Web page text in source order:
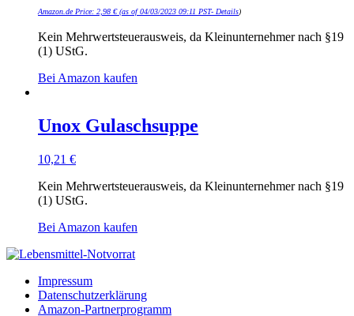
Amazon.de Price: 2,98 €(as of 04/03/2023 09:11 PST- Details)
Kein Mehrwertsteuerausweis, da Kleinunternehmer nach §19
(1) UStG.
Bei Amazon kaufen
Unox Gulaschsuppe
10,21 €
Kein Mehrwertsteuerausweis, da Kleinunternehmer nach §19
(1) UStG.
Bei Amazon kaufen
Impressum
Datenschutzerklärung
Amazon-Partnerprogramm